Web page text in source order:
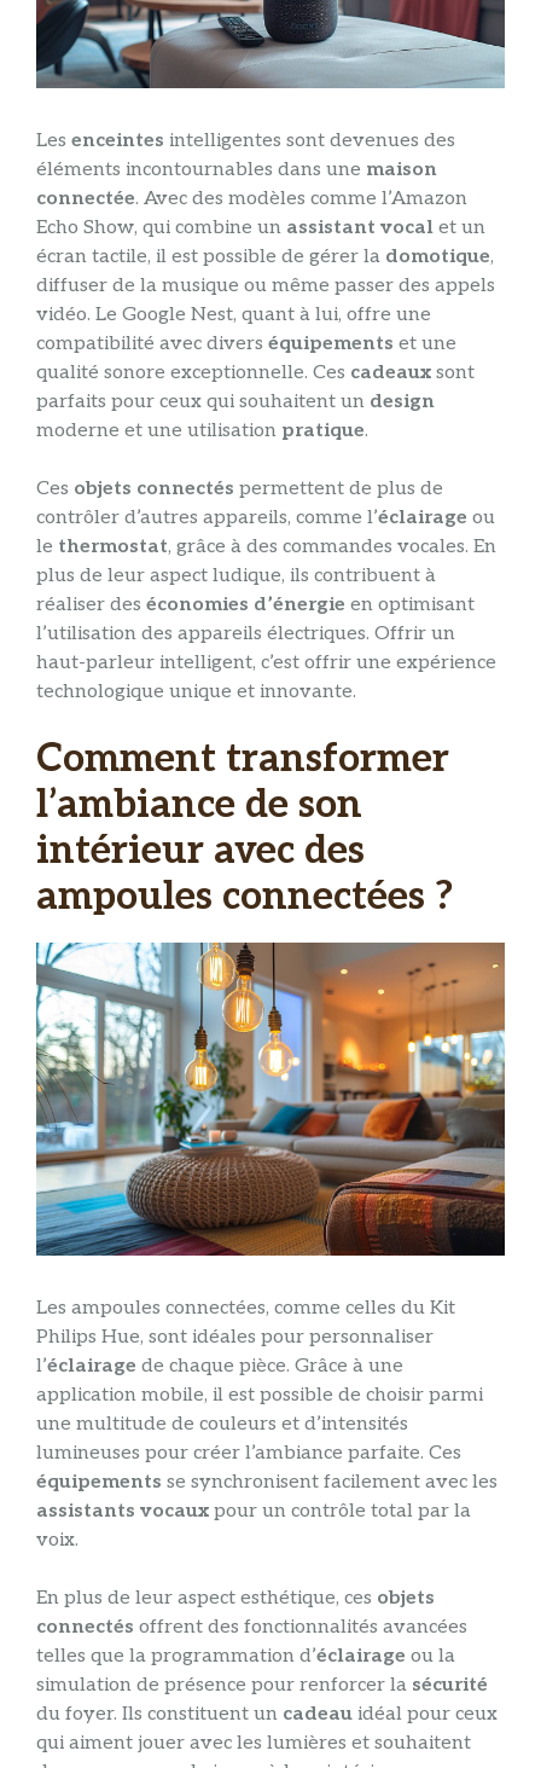
Les enceintes intelligentes sont devenues des
éléments incontournables dans une maison
connectée. Avec des modèles comme l’Amazon
Echo Show, qui combine un assistant vocal et un
écran tactile, il est possible de gérer la domotique,
diffuser de la musique ou même passer des appels
vidéo. Le Google Nest, quant à lui, offre une
compatibilité avec divers équipements et une
qualité sonore exceptionnelle. Ces cadeaux sont
parfaits pour ceux qui souhaitent un design
moderne et une utilisation pratique.
Ces objets connectés permettent de plus de
contrôler d’autres appareils, comme l’éclairage ou
le thermostat, grâce à des commandes vocales. En
plus de leur aspect ludique, ils contribuent à
réaliser des économies d’énergie en optimisant
l’utilisation des appareils électriques. Offrir un
haut-parleur intelligent, c’est offrir une expérience
technologique unique et innovante.
Comment transformer
l’ambiance de son
intérieur avec des
ampoules connectées ?
Les ampoules connectées, comme celles du Kit
Philips Hue, sont idéales pour personnaliser
l’éclairage de chaque pièce. Grâce à une
application mobile, il est possible de choisir parmi
une multitude de couleurs et d’intensités
lumineuses pour créer l’ambiance parfaite. Ces
équipements se synchronisent facilement avec les
assistants vocaux pour un contrôle total par la
voix.
En plus de leur aspect esthétique, ces objets
connectés offrent des fonctionnalités avancées
telles que la programmation d’éclairage ou la
simulation de présence pour renforcer la sécurité
du foyer. Ils constituent un cadeau idéal pour ceux
qui aiment jouer avec les lumières et souhaitent